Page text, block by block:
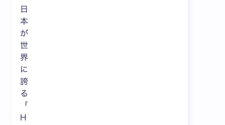
日
本
が
世
界
に
誇
る
「
H